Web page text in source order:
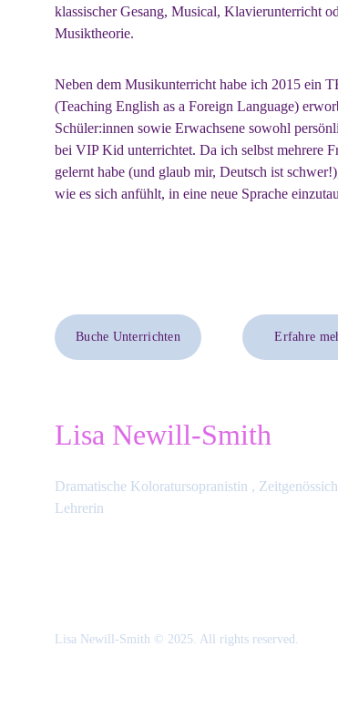
klassischer Gesang, Musical, Klavierunterricht
Musiktheorie.
Neben dem Musikunterricht habe ich 2015 ein
(Teaching English as a Foreign Language)
Schüler:innen sowie Erwachsene sowohl
bei VIP Kid unterrichtet. Da ich selbst mehrere
gelernt habe (und glaub mir, Deutsch ist
wie es sich anfühlt, in eine neue Sprache
Buche Unterrichten Erfahre
Lisa Newill-Smith © 2025. All rights reserved.
Lisa Newill-Smith
Dramatische Koloratursopranistin ,
Lehrerin